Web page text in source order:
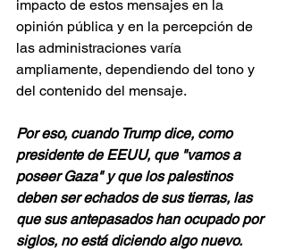
impacto de estos mensajes en la
opinión pública y en la percepción de
las administraciones varía
ampliamente, dependiendo del tono y
del contenido del mensaje.
Por eso, cuando Trump dice, como
presidente de EEUU, que "vamos a
poseer Gaza" y que los palestinos
deben ser echados de sus tierras, las
que sus antepasados han ocupado por
siglos, no está diciendo algo nuevo.